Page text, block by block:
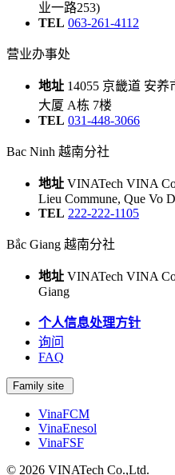
业一路253)
TEL 063-261-4112
营业办事处
地址 14055 京畿道 安
大厦 A栋 7楼
TEL 031-448-3066
Bac Ninh 越南分社
地址 VINATech VINA
Lieu Commune, Que Vo
TEL 222-222-1105
Bắc Giang 越南分社
地址 VINATech VINA
Giang
个人信息处理方针
询问
FAQ
Family site
VinaFCM
VinaEnesol
VinaFSF
© 2026 VINATech Co.,Ltd.